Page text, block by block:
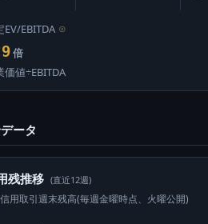
EV/EBITDA ⊙
倍
価値÷EBITDA
ータ
残推移 (直近12週)
信用取引週末残高(毎週金曜時点、火曜公開)